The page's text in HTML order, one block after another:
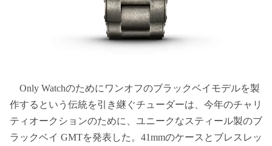
Only Watchのためにワンオフのブラックベイモデルを製
作するという伝統を引き継ぐチューダーは、今年のチャリ
ティオークションのために、ユニークなスティール製のブ
ラックベイ GMTを発表した。41mmのケースとブレスレッ